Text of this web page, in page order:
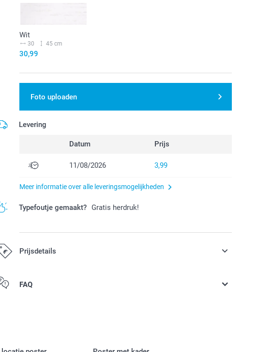
Wit
30 45 cm
30,99
Foto uploaden
Levering
Datum Prijs
11/08/2026 3,99
Meer informatie over alle leveringsmogelijkheden
Typefoutje gemaakt? Gratis herdruk!
Prijsdetails
prijzen zijn in EURO (€) inclusief BTW en exclusief verzendkosten.
FAQ